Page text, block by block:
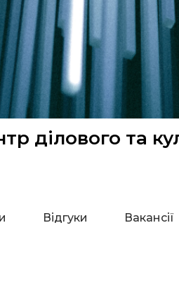
ділового та
Відгуки Вакансії